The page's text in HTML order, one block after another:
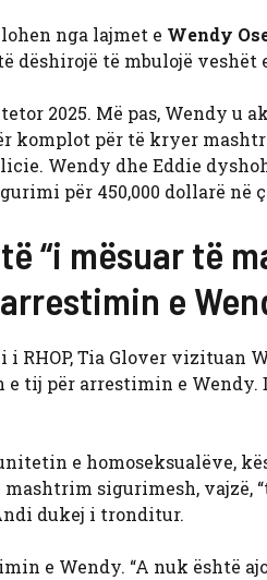
nga lajmet e Wendy
dëshirojë të mbulojë veshët
2025. Më pas, Wendy u
komplot për të kryer
Wendy dhe Eddie
për 450,000 dollarë në
“i mësuar të
e
Tia Glover vizituan
tij për arrestimin e Wendy.
e homoseksualëve,
sigurimesh, vajzë,
dukej i tronditur.
e Wendy. “A nuk është